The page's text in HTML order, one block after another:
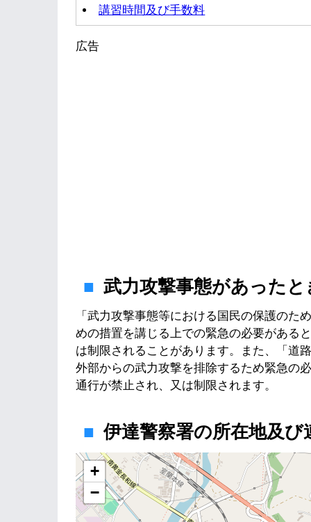
講習時間及び手数料
広告
武力攻撃事態があったと
「武力攻撃事態等における国民の保護の
めの措置を講じる上での緊急の必要がある
は制限されることがあります。また、「道
外部からの武力攻撃を排除するため緊急の
通行が禁止され、又は制限されます。
伊達警察署の所在地及び
地図
+
−